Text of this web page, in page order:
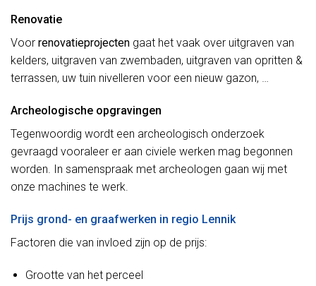
Renovatie
Voor renovatieprojecten gaat het vaak over uitgraven van
kelders, uitgraven van zwembaden, uitgraven van opritten &
terrassen, uw tuin nivelleren voor een nieuw gazon, …
Archeologische opgravingen
Tegenwoordig wordt een archeologisch onderzoek
gevraagd vooraleer er aan civiele werken mag begonnen
worden. In samenspraak met archeologen gaan wij met
onze machines te werk.
Prijs grond- en graafwerken in regio Lennik
Factoren die van invloed zijn op de prijs:
Grootte van het perceel